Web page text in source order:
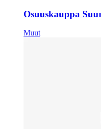
Osuuskauppa
Muut